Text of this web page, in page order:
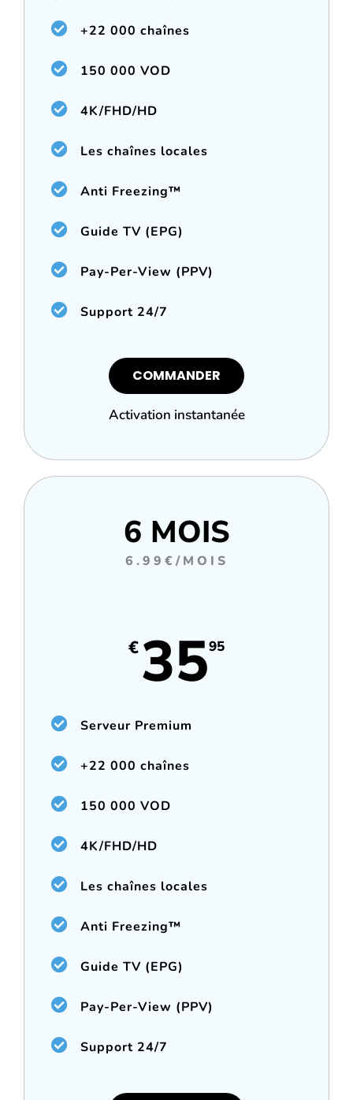
+22 000 chaînes
150 000 VOD
4K/FHD/HD
Les chaînes locales
Anti Freezing™
Guide TV (EPG)
Pay-Per-View (PPV)
Support 24/7
COMMANDER
Activation instantanée
6 MOIS
6.99€/MOIS
€3595
Serveur Premium
+22 000 chaînes
150 000 VOD
4K/FHD/HD
Les chaînes locales
Anti Freezing™
Guide TV (EPG)
Pay-Per-View (PPV)
Support 24/7